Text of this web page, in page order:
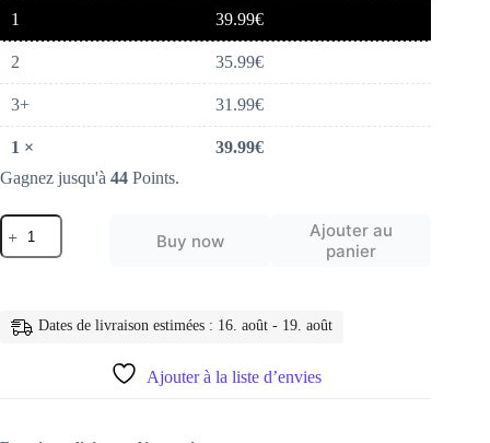
1 39.99€
2 35.99€
3+ 31.99€
1 × 39.99€
Gagnez jusqu'à 44 Points.
quantité
de
Montre
femmes,
écran
Buy now
Ajouter au
panier
Dates de livraison estimées : 16. août - 19. août
Ajouter à la liste d’envies